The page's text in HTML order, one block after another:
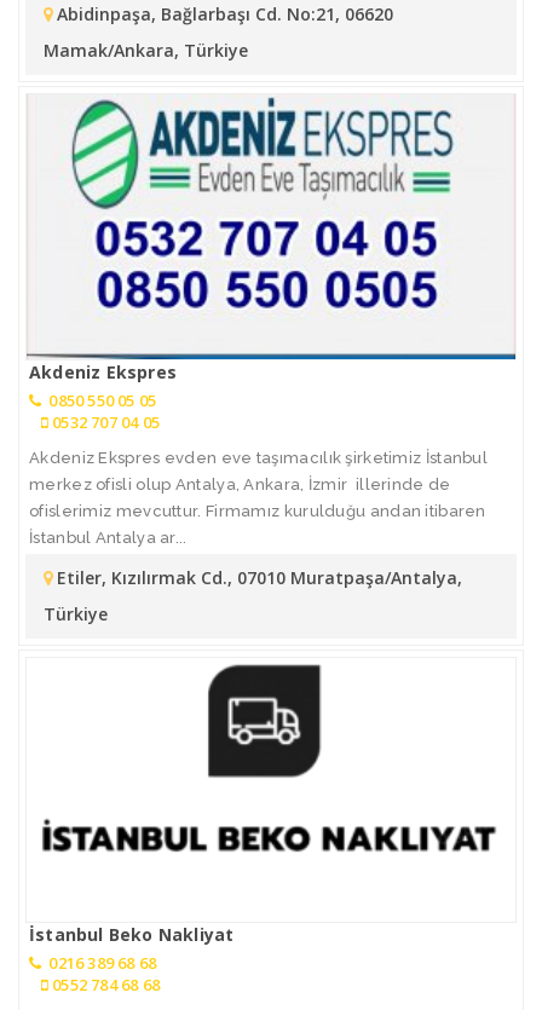
Abidinpaşa, Bağlarbaşı Cd. No:21, 06620
Mamak/Ankara, Türkiye
Akdeniz Ekspres
0850 550 05 05
0532 707 04 05
Akdeniz Ekspres evden eve taşımacılık şirketimiz İstanbul
merkez ofisli olup Antalya, Ankara, İzmir illerinde de
ofislerimiz mevcuttur. Firmamız kurulduğu andan itibaren
İstanbul Antalya ar...
Etiler, Kızılırmak Cd., 07010 Muratpaşa/Antalya,
Türkiye
İstanbul Beko Nakliyat
0216 389 68 68
0552 784 68 68